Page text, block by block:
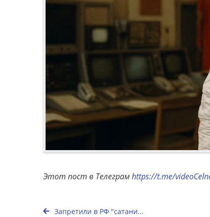
Этот пост в Телеграмhttps://t.me/
Запретили в РФ "сатани...